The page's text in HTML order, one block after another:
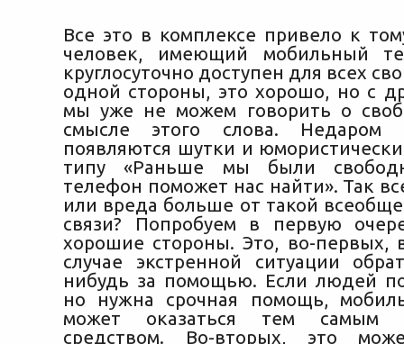
Все это в комплексе привело к
человек, имеющий мобильный
круглосуточно доступен для всех
одной стороны, это хорошо, но с
мы уже не можем говорить о
смысле этого слова. Недаром
появляются шутки и
типу «Раньше мы были
телефон поможет нас найти». Так
или вреда больше от такой
связи? Попробуем в первую
хорошие стороны. Это, во-первых,
случае экстренной ситуации
нибудь за помощью. Если людей
но нужна срочная помощь,
может оказаться тем самым
средством. Во-вторых, это